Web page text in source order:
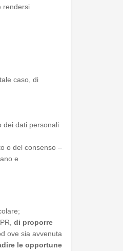
rendersi
caso, di
dei dati personali
o del consenso –
e
di proporre
ove sia avvenuta
le opportune